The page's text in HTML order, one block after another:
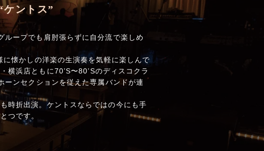
ントス”
ープでも肩肘張らずに自分流で楽しめ
懐かしの洋楽の生演奏を気軽に楽しんで
横浜店ともに70’S〜80’Sのディスコクラ
ンセクションを従えた専属バンドが連
時折出演。ケントスならではの今にも手
つです。